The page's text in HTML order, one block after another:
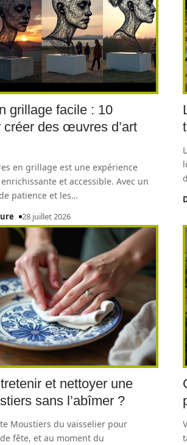
grillage facile : 10
créer des œuvres d’art
en grillage est une expérience
et accessible. Avec un
patience et les…
28 juillet 2026
et nettoyer une
sans l’abîmer ?
Moustiers du vaisselier pour
fête, et au moment du